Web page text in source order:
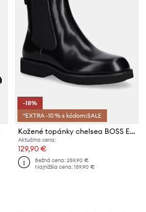
-18%
*EXTRA -10 % s kódom:SALE
Kožené topánky chelsea BOSS Eleri
Aktuálna cena:
129,90 €
Bežná cena:259,90 €
Najnižšia cena:159,90 €